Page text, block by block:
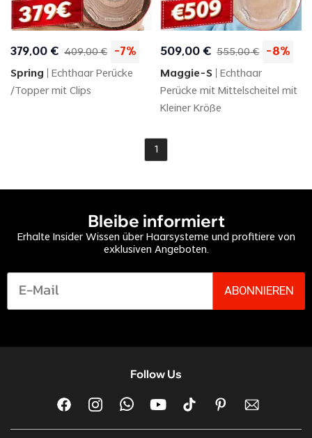
379,00 € 409,00 € -7%
Spring
Echthaar Perücke
/Topper mit Clips
509,00 € 555,00 € -8%
Maggie-S
Echthaar
Perücke mit Mittelscheitel mit
Kleiner Kröße
1
Bleibe informiert
Erhalte Insider Wissen über Haarsysteme und profitiere von
exklusiven Angeboten.
ABONNIEREN
Follow Us